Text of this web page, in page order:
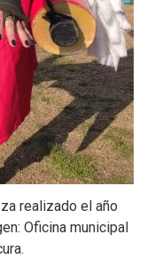
realizado el año
Oficina municipal